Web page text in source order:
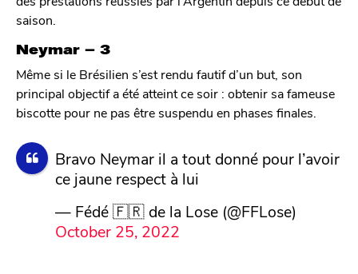
saison.
Neymar – 3
Même si le Brésilien s’est rendu fautif d’un but, son
principal objectif a été atteint ce soir : obtenir sa fameuse
biscotte pour ne pas être suspendu en phases finales.
Bravo Neymar il a tout donné pour l’avoir
ce jaune respect à lui
— Fédé 🇫🇷 de la Lose (@FFLose)
October 25, 2022